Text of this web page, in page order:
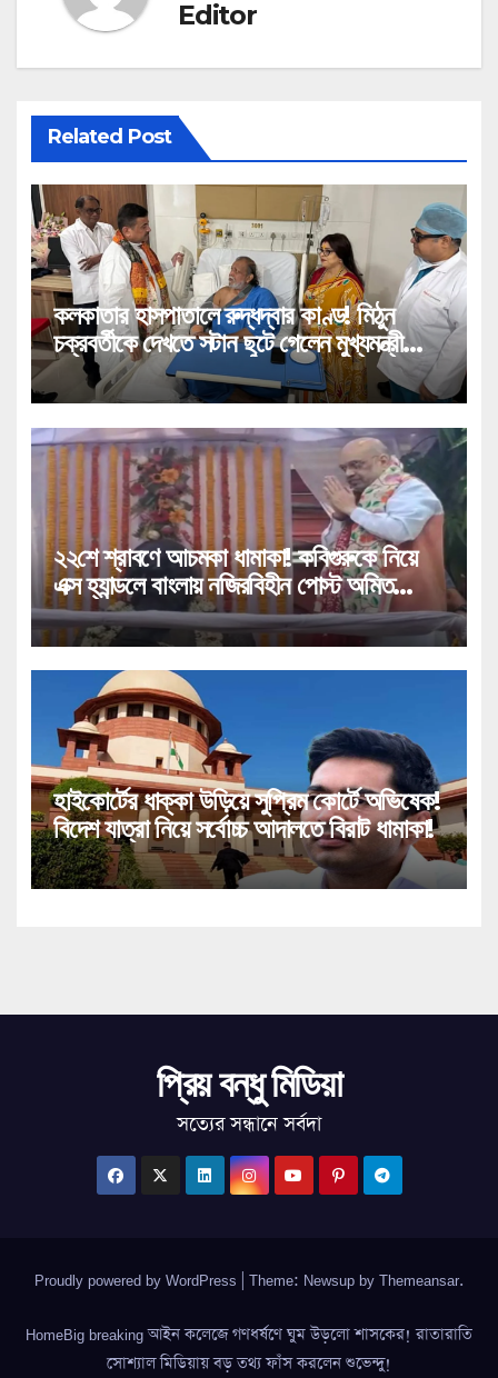
Editor
Related Post
কলকাতার হাসপাতালে রুদ্ধদ্বার কাণ্ড! মিঠুন
চক্রবর্তীকে দেখতে সটান ছুটে গেলেন মুখ্যমন্ত্রী
শুভেন্দু!
২২শে শ্রাবণে আচমকা ধামাকা! কবিগুরুকে নিয়ে
এক্স হ্যান্ডলে বাংলায় নজিরবিহীন পোস্ট অমিত
শাহের!
হাইকোর্টের ধাক্কা উড়িয়ে সুপ্রিম কোর্টে অভিষেক!
বিদেশ যাত্রা নিয়ে সর্বোচ্চ আদালতে বিরাট ধামাকা!
প্রিয় বন্ধু মিডিয়া
সত্যের সন্ধানে সর্বদা
Proudly powered by WordPress Theme: Newsup by Themeansar.
HomeBig breaking আইন কলেজে গণধর্ষণে ঘুম উড়লো শাসকের! রাতারাতি
সোশ্যাল মিডিয়ায় বড় তথ্য ফাঁস করলেন শুভেন্দু!